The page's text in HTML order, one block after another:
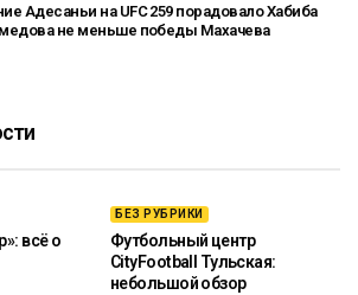
Адесаньи на UFC 259 порадовало Хабиба
не меньше победы Махачева
всё о
БЕЗ РУБРИКИ
Футбольный центр
CityFootball Тульская:
небольшой обзор